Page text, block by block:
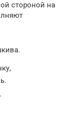
стороной на